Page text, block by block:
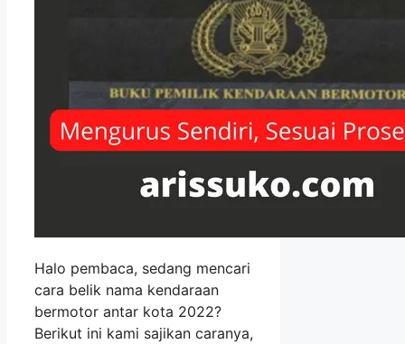
Halo pembaca, sedang mencari
cara belik nama kendaraan
bermotor antar kota 2022?
Berikut ini kami sajikan caranya,